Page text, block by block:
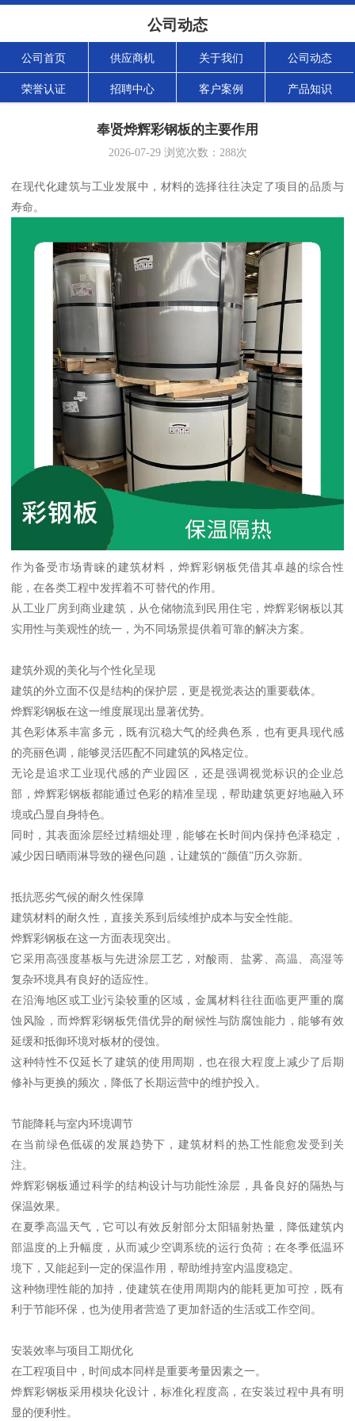
公司动态
公司首页 供应商机 关于我们 公司动态
荣誉认证 招聘中心 客户案例 产品知识
奉贤烨辉彩钢板的主要作用
2026-07-29浏览次数： 288次
在现代化建筑与工业发展中，材料的选择往往决定了项目的品质与
寿命。
作为备受市场青睐的建筑材料，烨辉彩钢板凭借其卓越的综合性
能，在各类工程中发挥着不可替代的作用。
从工业厂房到商业建筑，从仓储物流到民用住宅，烨辉彩钢板以其
实用性与美观性的统一，为不同场景提供着可靠的解决方案。
建筑外观的美化与个性化呈现
建筑的外立面不仅是结构的保护层，更是视觉表达的重要载体。
烨辉彩钢板在这一维度展现出显著优势。
其色彩体系丰富多元，既有沉稳大气的经典色系，也有更具现代感
的亮丽色调，能够灵活匹配不同建筑的风格定位。
无论是追求工业现代感的产业园区，还是强调视觉标识的企业总
部，烨辉彩钢板都能通过色彩的精准呈现，帮助建筑更好地融入环
境或凸显自身特色。
同时，其表面涂层经过精细处理，能够在长时间内保持色泽稳定，
减少因日晒雨淋导致的褪色问题，让建筑的“颜值”历久弥新。
抵抗恶劣气候的耐久性保障
建筑材料的耐久性，直接关系到后续维护成本与安全性能。
烨辉彩钢板在这一方面表现突出。
它采用高强度基板与先进涂层工艺，对酸雨、盐雾、高温、高湿等
复杂环境具有良好的适应性。
在沿海地区或工业污染较重的区域，金属材料往往面临更严重的腐
蚀风险，而烨辉彩钢板凭借优异的耐候性与防腐蚀能力，能够有效
延缓和抵御环境对板材的侵蚀。
这种特性不仅延长了建筑的使用周期，也在很大程度上减少了后期
修补与更换的频次，降低了长期运营中的维护投入。
节能降耗与室内环境调节
在当前绿色低碳的发展趋势下，建筑材料的热工性能愈发受到关
注。
烨辉彩钢板通过科学的结构设计与功能性涂层，具备良好的隔热与
保温效果。
在夏季高温天气，它可以有效反射部分太阳辐射热量，降低建筑内
部温度的上升幅度，从而减少空调系统的运行负荷；在冬季低温环
境下，又能起到一定的保温作用，帮助维持室内温度稳定。
这种物理性能的加持，使建筑在使用周期内的能耗更加可控，既有
利于节能环保，也为使用者营造了更加舒适的生活或工作空间。
安装效率与项目工期优化
在工程项目中，时间成本同样是重要考量因素之一。
烨辉彩钢板采用模块化设计，标准化程度高，在安装过程中具有明
显的便利性。